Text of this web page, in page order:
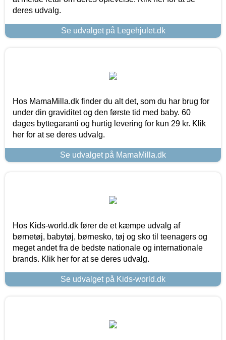
deres udvalg.
Se udvalget på Legehjulet.dk
Hos MamaMilla.dk finder du alt det, som du har brug for
under din graviditet og den første tid med baby. 60
dages byttegaranti og hurtig levering for kun 29 kr. Klik
her for at se deres udvalg.
Se udvalget på MamaMilla.dk
Hos Kids-world.dk fører de et kæmpe udvalg af
børnetøj, babytøj, børnesko, tøj og sko til teenagers og
meget andet fra de bedste nationale og internationale
brands. Klik her for at se deres udvalg.
Se udvalget på Kids-world.dk